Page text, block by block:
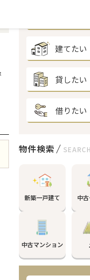
建てたい
貸したい
借りたい
物件検索 SEARCH
新築一戸建て 中
中古マンション